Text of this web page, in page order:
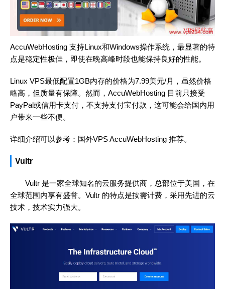
AccuWebHosting 支持Linux和Windows操作系统，最显著的特
点是稳定性极佳，即使在晚高峰时段也能保持良好的性能。
Linux VPS最低配置1GB内存的价格为7.99美元/月，虽然价格
略高，但质量有保障。然而，AccuWebHosting 目前只接受
PayPal或信用卡支付，不支持支付宝付款，这可能会给国内用
户带来一些不便。
详细介绍可以参考： 国外VPS AccuWebHosting 推荐。
Vultr
Vultr 是一家全球知名的云服务提供商，总部位于美国，在
全球范围内享有盛誉。Vultr 的特点是按需计费，采用先进的云
技术，技术实力强大。